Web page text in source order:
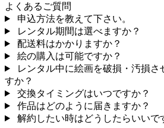
よくあるご質問
申込方法を教えて下さい。
レンタル期間は選べますか？
配送料はかかりますか？
絵の購入は可能ですか？
レンタル中に絵画を破損・汚損
すか？
交換タイミングはいつですか？
作品はどのように届きますか？
解約したい時はどうしたらいいで